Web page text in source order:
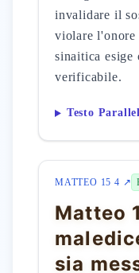
invalidare il
violare l'onore
sinaitica esige
verificabile.
Testo
MATTEO 15 4 ↗
Matteo
sia